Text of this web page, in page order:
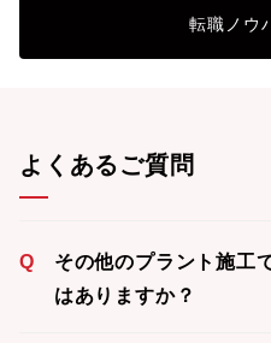
転職ノウ
よくあるご質問
Q
その他のプラント施工
はありますか？